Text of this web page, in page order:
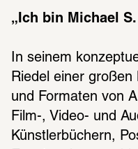
„Ich bin Michael S.
In seinem
Riedel einer
und Formaten von
Film-, Video- und
Künstlerbüchern,